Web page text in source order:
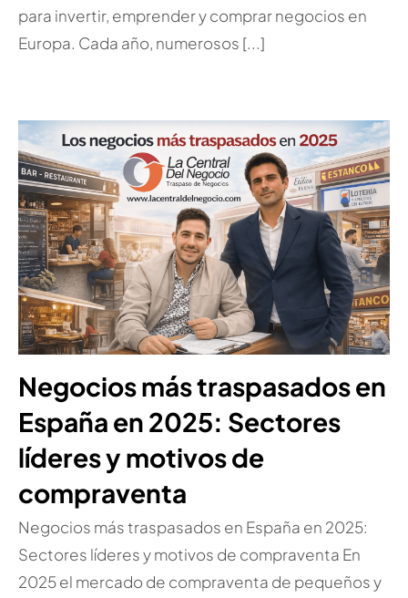
para invertir, emprender y comprar negocios en
Europa. Cada año, numerosos [...]
Negocios más traspasados en
España en 2025: Sectores
líderes y motivos de
compraventa
Negocios más traspasados en España en 2025:
Sectores líderes y motivos de compraventa En
2025 el mercado de compraventa de pequeños y